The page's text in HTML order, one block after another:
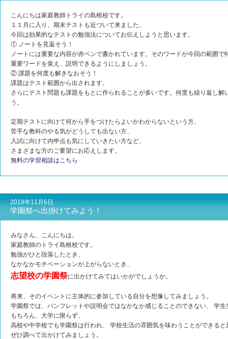
こんにちは家庭教師トライの島根校です。
１１月に入り、期末テストも近づいて来ました。
今回は効果的なテストの勉強法についてお伝えしようと思います。
① ノートを見返そう！
ノートには重要な内容が赤ペンで書かれています。そのワードが今回の範囲で
重要ワードを覚え、説明できるようにしましょう。
② 課題を何度も解きなおそう！
課題はテスト範囲から出されます。
さらにテスト問題も課題をもとに作られることが多いです。何度も繰り返し
う。
定期テストに向けて何から手をつけたらよいかわからないという方、
苦手な教科のやる気がどうしても出ない方、
入試に向けて内申点も気にしていきたい方など、
さまざまな方のご要望にお応えします。
無料の学習相談はこちら
2018年11月6日
学園祭へ出掛けてみよう！
みなさん、こんにちは。
家庭教師のトライ島根校です。
勉強がひと段落したとき、
なかなかモチベーションが上がらないとき、
志望校の学園祭に出かけてみてはいかがでしょうか。
将来、そのイベントに主体的に参加している自分を想像してみましょう。
学園祭では、パンフレットや説明会ではなかなか感じることのできない、 学
もちろん、大学に限らず、
高校や中学校でも学園祭は行われ、 学校生活の雰囲気を味わうことができると
ぜひ調べて出かけてみましょう。